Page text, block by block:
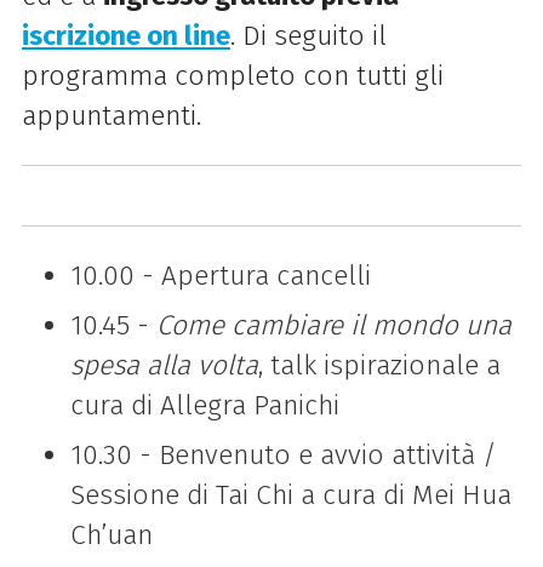
iscrizione on line. Di seguito il
programma completo con tutti gli
appuntamenti.
10.00 - Apertura cancelli
10.45 - Come cambiare il mondo una
spesa alla volta, talk ispirazionale a
cura di Allegra Panichi
10.30 - Benvenuto e avvio attività /
Sessione di Tai Chi a cura di Mei Hua
Ch’uan